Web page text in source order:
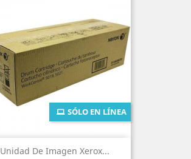
Unidad De Imagen Xerox...
SÓLO EN LÍNEA